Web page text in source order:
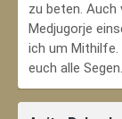
zu beten. Auch
Medjugorje
ich um Mithilfe.
euch alle